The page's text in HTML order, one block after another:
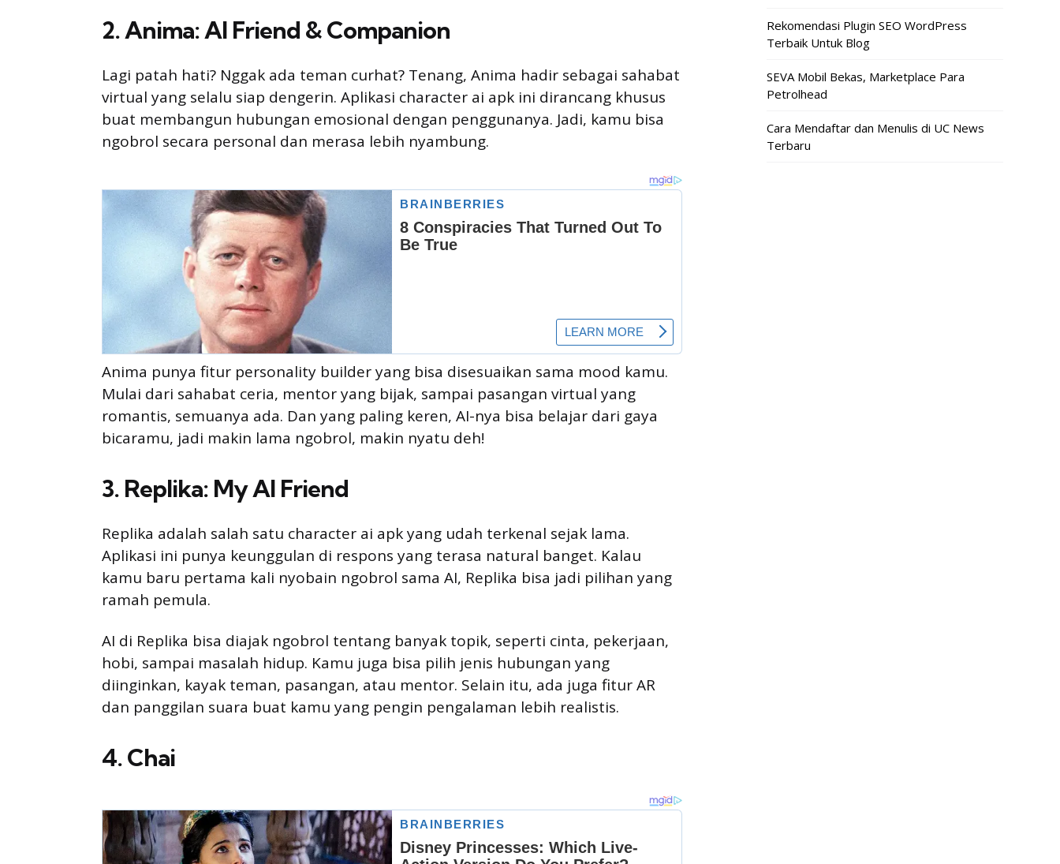
2. Anima: AI Friend & Companion
Lagi patah hati? Nggak ada teman curhat? Tenang, Anima hadir sebagai sahabat
virtual yang selalu siap dengerin. Aplikasi character ai apk ini dirancang khusus
buat membangun hubungan emosional dengan penggunanya. Jadi, kamu bisa
ngobrol secara personal dan merasa lebih nyambung.
Anima punya fitur personality builder yang bisa disesuaikan sama mood kamu.
Mulai dari sahabat ceria, mentor yang bijak, sampai pasangan virtual yang
romantis, semuanya ada. Dan yang paling keren, AI-nya bisa belajar dari gaya
bicaramu, jadi makin lama ngobrol, makin nyatu deh!
3. Replika: My AI Friend
Replika adalah salah satu character ai apk yang udah terkenal sejak lama.
Aplikasi ini punya keunggulan di respons yang terasa natural banget. Kalau
kamu baru pertama kali nyobain ngobrol sama AI, Replika bisa jadi pilihan yang
ramah pemula.
AI di Replika bisa diajak ngobrol tentang banyak topik, seperti cinta, pekerjaan,
hobi, sampai masalah hidup. Kamu juga bisa pilih jenis hubungan yang
diinginkan, kayak teman, pasangan, atau mentor. Selain itu, ada juga fitur AR
dan panggilan suara buat kamu yang pengin pengalaman lebih realistis.
4. Chai
Rekomendasi Plugin SEO WordPress
Terbaik Untuk Blog
SEVA Mobil Bekas, Marketplace Para
Petrolhead
Cara Mendaftar dan Menulis di UC News
Terbaru